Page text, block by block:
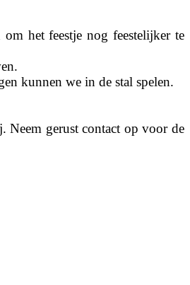
het feestje nog feestelijker te
kunnen we in de stal spelen.
Neem gerust contact op voor de